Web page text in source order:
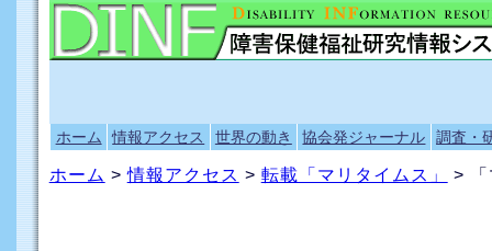
ホーム 情報アクセス 世界の動き 協会発ジャーナル 調査・
ホーム >情報アクセス > 転載「マリタイムス」 >